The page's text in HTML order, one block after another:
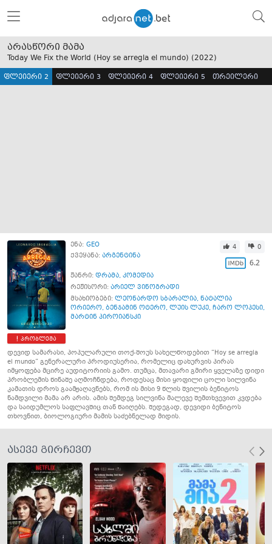
არასწორი მამა
Today We Fix the World (Hoy se arregla el mundo) (2022)
ფლეიერი 2 ფლეიერი 3 ფლეიერი 4 ფლეიერი 5 თრეილერი
პრობლემა
ენა: GEO
ქვეყანა: არგენტინა
4 0
6.2
ჟანრი: დრამა, კომედია
რეჟისორი: არიელ ვინოგრადი
მსახიობები: ლეონარდო სბარალია, ნატალია
ორიერო, ბენჯამინ ოტერო, ლუის ლუკე, ჩარო ლოპესი,
მარტინ პიროიანსკი
დევიდ სამარასი, პოპულარული თოქ-შოუს სახელწოდებით “Hoy se arregla
el mundo” გენერალური პროდიუსერია, რომელიც დახურვის პირას
იმყოფება მცირე აუდიტორიის გამო. თუმცა, მთავარი გმირი ყველაზე დიდი
პრობლემის წინაშე აღმოჩნდება, როდესაც მისი ყოფილი ცოლი სილვინა
კამათის დროს გაამჟაღავნებს, რომ ის მისი 9 წლის შვილის ბენიტოს
ნამდვილი მამა არ არის. ამის შემდეგ სილვინა მალევე შემთხვევით კვდება
და საიდუმლოს საფლავშიც თან წაიღებს. შედეგად, დევიდი ბენიტოს
თხოვნით, ბიოლოგიური მამის საძებნელად მიდის.
ასევე გირჩევთ